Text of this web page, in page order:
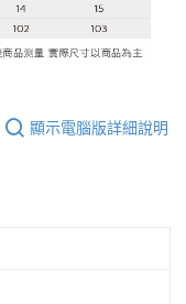
顯示電腦版詳細說明